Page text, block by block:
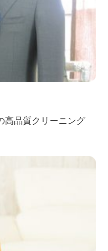
高品質クリーニング